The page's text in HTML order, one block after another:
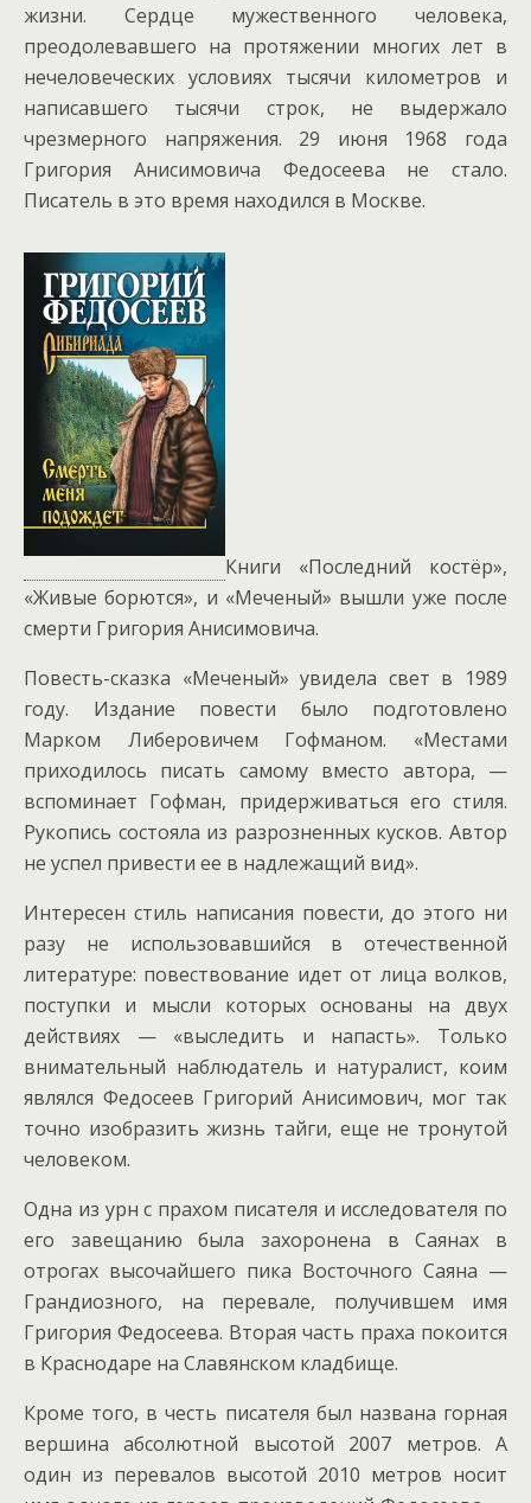
жизни. Сердце мужественного человека,
преодолевавшего на протяжении многих лет в
нечеловеческих условиях тысячи километров и
написавшего тысячи строк, не выдержало
чрезмерного напряжения. 29 июня 1968 года
Григория Анисимовича Федосеева не стало.
Писатель в это время находился в Москве.
Книги «Последний костёр»,
«Живые борются», и «Меченый» вышли уже после
смерти Григория Анисимовича.
Повесть-сказка «Меченый» увидела свет в 1989
году. Издание повести было подготовлено
Марком Либеровичем Гофманом. «Местами
приходилось писать самому вместо автора, —
вспоминает Гофман, придерживаться его стиля.
Рукопись состояла из разрозненных кусков. Автор
не успел привести ее в надлежащий вид».
Интересен стиль написания повести, до этого ни
разу не использовавшийся в отечественной
литературе: повествование идет от лица волков,
поступки и мысли которых основаны на двух
действиях — «выследить и напасть». Только
внимательный наблюдатель и натуралист, коим
являлся Федосеев Григорий Анисимович, мог так
точно изобразить жизнь тайги, еще не тронутой
человеком.
Одна из урн с прахом писателя и исследователя по
его завещанию была захоронена в Саянах в
отрогах высочайшего пика Восточного Саяна —
Грандиозного, на перевале, получившем имя
Григория Федосеева. Вторая часть праха покоится
в Краснодаре на Славянском кладбище.
Кроме того, в честь писателя был названа горная
вершина абсолютной высотой 2007 метров. А
один из перевалов высотой 2010 метров носит